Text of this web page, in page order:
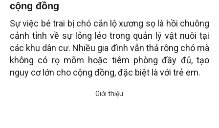
cộng đồng
Sự việc bé trai bị chó cắn lộ xương sọ là hồi chuông
cảnh tỉnh về sự lỏng lẻo trong quản lý vật nuôi tại
các khu dân cư. Nhiều gia đình vẫn thả rông chó mà
không có rọ mõm hoặc tiêm phòng đầy đủ, tạo
nguy cơ lớn cho cộng đồng, đặc biệt là với trẻ em.